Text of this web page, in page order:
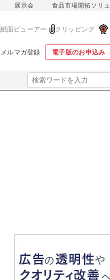
展示会 食品市場開拓ソリ
紙面ビューアー クリッピング
メルマガ登録 電子版のお申込み